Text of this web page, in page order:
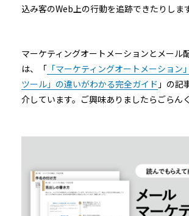
込み客のWeb上の行動を追跡できたりします
マーケティングオートメーションとメール
は、「 「マーケティングオートメーション
ツール」の違いがわかる完全ガイド 」の記
介しています。ご興味ありましたらごらん